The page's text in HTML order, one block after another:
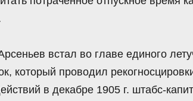
встал во главе единого
который проводил
в декабре 1905 г. штабс-